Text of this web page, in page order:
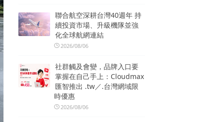
聯合航空深耕台灣40週年 持
續投資市場、升級機隊並強
化全球航網連結
2026/08/06
社群觸及會變，品牌入口要
掌握在自己手上：Cloudmax
匯智推出 .tw／.台灣網域限
時優惠
2026/08/06